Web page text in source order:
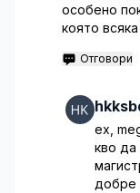
особено
която
Отговори
ех,
кво да
добре